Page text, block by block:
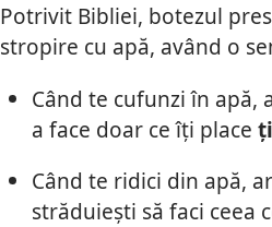
Potrivit Bibliei, botezul
stropire cu apă, având o
Când te cufunzi în
a face doar ce îți place
Când te ridici din apă,
străduiești să faci ceea